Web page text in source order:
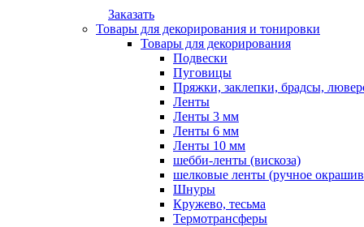
Заказать
Товары для декорирования и тонировки
Товары для декорирования
Подвески
Пуговицы
Пряжки, заклепки, брадсы,
Ленты
Ленты 3 мм
Ленты 6 мм
Ленты 10 мм
шебби-ленты (вискоза)
шелковые ленты (ручное
Шнуры
Кружево, тесьма
Термотрансферы